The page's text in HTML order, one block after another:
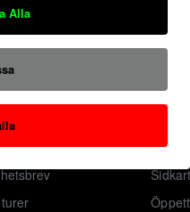
Konto
in
Ordrar
Alla